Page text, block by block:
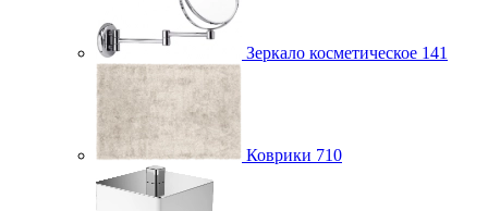
Зеркало косметическое 141
Коврики 710